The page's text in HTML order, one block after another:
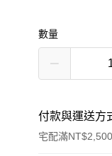
數量
付款與運送方
宅配滿